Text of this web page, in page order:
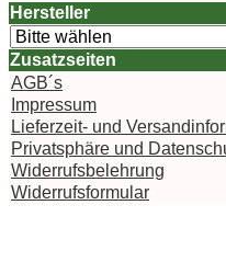
Hersteller
Zusatzseiten
AGB´s
Impressum
Lieferzeit- und
Privatsphäre und
Widerrufsbelehrung
Widerrufsformular